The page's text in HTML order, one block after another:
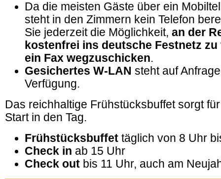
Da die meisten Gäste über ein
steht in den Zimmern kein Telefon
Sie jederzeit die Möglichkeit, an der
kostenfrei ins deutsche Festnetz
ein Fax wegzuschicken.
Gesichertes W-LAN steht auf
Verfügung.
Das reichhaltige Frühstücksbuffet sorgt
Start in den Tag.
Frühstücksbuffet täglich von 8 Uhr
Check in ab 15 Uhr
Check out bis 11 Uhr, auch am